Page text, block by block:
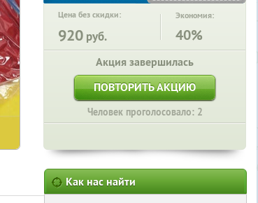
Цена без скидки:
920 руб.
Экономия:
40%
Акция завершилась
ПОВТОРИТЬ АКЦИЮ
Человек проголосовало: 2
Как нас найти